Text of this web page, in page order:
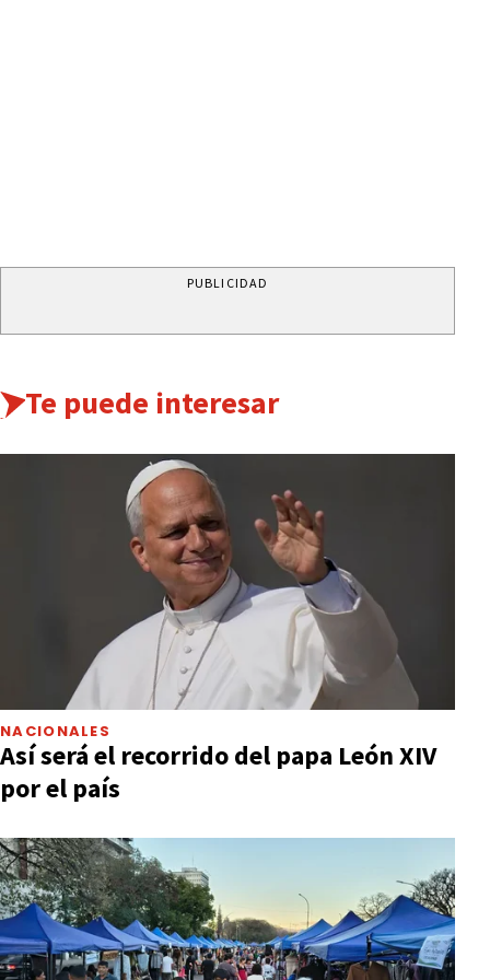
PUBLICIDAD
Te puede interesar
NACIONALES
Así será el recorrido del papa León XIV
por el país